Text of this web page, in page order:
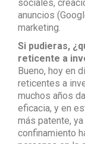
sociales,
anuncios
marketing.
Si pudieras,
reticente a
Bueno, hoy en
reticentes a
muchos años
eficacia, y en
más patente,
confinamiento